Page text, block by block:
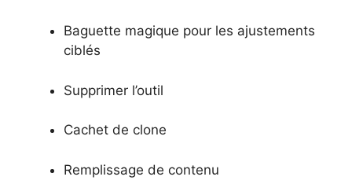
Baguette magique pour les ajustements
ciblés
Supprimer l’outil
Cachet de clone
Remplissage de contenu